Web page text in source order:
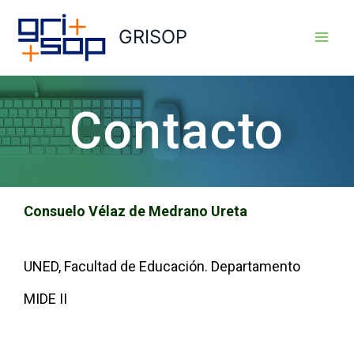
contenido
GRISOP
Contacto
Consuelo Vélaz de Medrano Ureta
UNED, Facultad de Educación. Departamento
MIDE II